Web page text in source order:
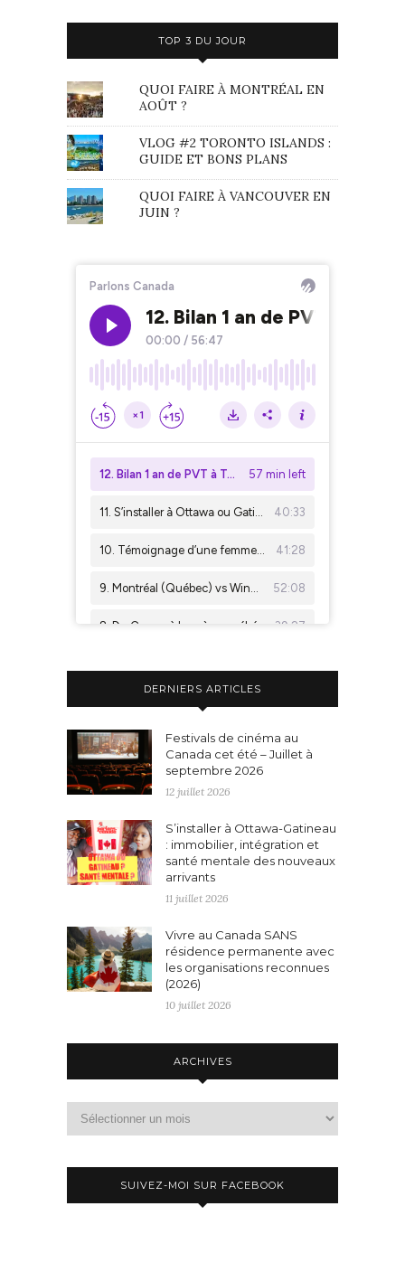
TOP 3 DU JOUR
QUOI FAIRE À MONTRÉAL EN
AOÛT ?
VLOG #2 TORONTO ISLANDS :
GUIDE ET BONS PLANS
QUOI FAIRE À VANCOUVER EN
JUIN ?
DERNIERS ARTICLES
Festivals de cinéma au
Canada cet été – Juillet à
septembre 2026
12 juillet 2026
S’installer à Ottawa-Gatineau
: immobilier, intégration et
santé mentale des nouveaux
arrivants
11 juillet 2026
Vivre au Canada SANS
résidence permanente avec
les organisations reconnues
(2026)
10 juillet 2026
ARCHIVES
SUIVEZ-MOI SUR FACEBOOK